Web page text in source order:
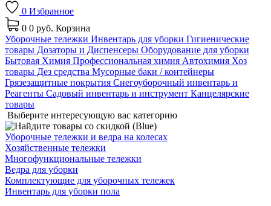
0 Избранное
0 0 руб. Корзина
Уборочные тележки Инвентарь для уборки Гигиенические
товары Дозаторы и Диспенсеры Оборудование для уборки
Бытовая Химия Профессиональная химия Автохимия Хоз
товары Дез средства Мусорные баки / контейнеры
Грязезащитные покрытия Снегоуборочный инвентарь и
Реагенты Садовый инвентарь и инструмент Канцелярские
товары
Выберите интересующую вас категорию
Уборочные тележки и ведра на колесах
Хозяйственные тележки
Многофункциональные тележки
Ведра для уборки
Комплектующие для уборочных тележек
Инвентарь для уборки пола